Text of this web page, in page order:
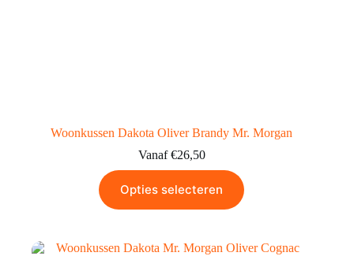
Woonkussen Dakota Oliver Brandy Mr. Morgan
Vanaf €26,50
Opties selecteren